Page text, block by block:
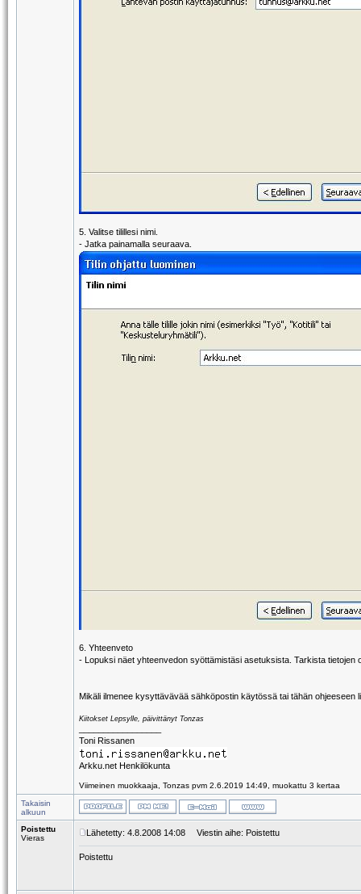
5. Valitse tilillesi nimi.
- Jatka painamalla seuraava.
6. Yhteenveto
- Lopuksi näet yhteenvedon syöttämistäsi asetuksista. Tarkista tietojen
Mikäli ilmenee kysyttävävää sähköpostin käytössä tai tähän
Kiitokset Lepsylle, päivittänyt Tonzas
Toni Rissanen
Arkku.net Henkilökunta
Viimeinen muokkaaja, Tonzas pvm 2.6.2019 14:49, muokattu 3 kertaa
Takaisin
alkuun
Poistettu
Vieras
Lähetetty: 4.8.2008 14:08 Viestin aihe: Poistettu
Poistettu